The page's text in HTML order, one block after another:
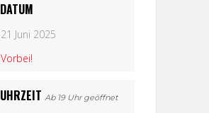
DATUM
21 Juni 2025
Vorbei!
UHRZEIT Ab 19 Uhr geöffnet